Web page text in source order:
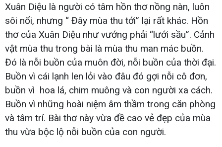
Xuân Diệu là người có tâm hồn thơ nồng nàn, luôn
sôi nổi, nhưng “ Đây mùa thu tới” lại rất khác. Hồn
thơ của Xuân Diệu như vướng phải “lưới sầu”. Cảnh
vật mùa thu trong bài là mùa thu man mác buồn.
Đó là nỗi buồn của muôn đời, nỗi buồn của thời đại.
Buồn vì cái lạnh len lỏi vào đâu đó gợi nỗi cô đơn,
buồn vì hoa lá, chim muông và con người xa cách.
Buồn vì những hoài niệm âm thầm trong căn phòng
và tâm trí. Bài thơ này vừa đề cao vẻ đẹp của mùa
thu vừa bộc lộ nỗi buồn của con người.